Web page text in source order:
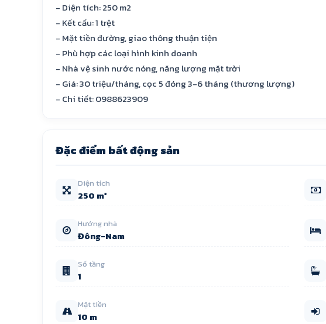
- Diện tích: 250 m2
- Kết cấu: 1 trệt
- Mặt tiền đường, giao thông thuận tiện
- Phù hợp các loại hình kinh doanh
- Nhà vệ sinh nước nóng, năng lượng mặt trời
- Giá: 30 triệu/tháng, cọc 5 đóng 3-6 tháng (thương lượng)
- Chi tiết: 0988623909
Đặc điểm bất động sản
Diện tích
250 m²
Hướng nhà
Đông-Nam
Số tầng
1
Mặt tiền
10 m